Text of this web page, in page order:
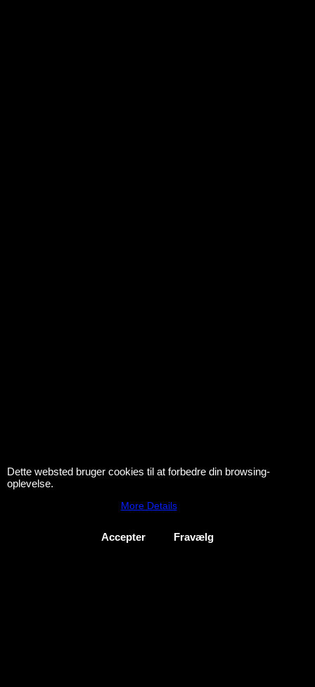
Dette websted bruger cookies til at forbedre din browsing-
oplevelse.
More Details
Accepter Fravælg